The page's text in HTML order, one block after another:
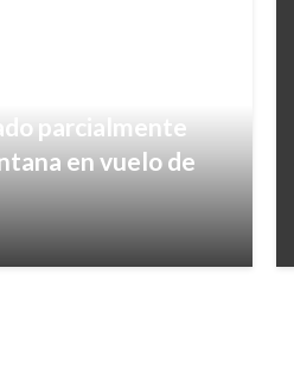
parcialmente
en vuelo de